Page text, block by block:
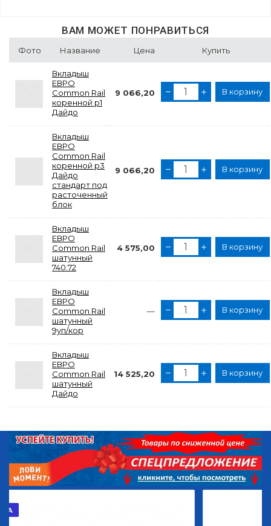
ВАМ МОЖЕТ ПОНРАВИТЬСЯ
Фото Название Цена Купить
Вкладыш
ЕВРО
Common Rail
коренной р1
Дайдо
9 066,20 В корзину
Вкладыш
ЕВРО
Common Rail
коренной р3
Дайдо
стандарт под
расточенный
блок
9 066,20 В корзину
Вкладыш
ЕВРО
Common Rail
шатунный
740.72
4 575,00 В корзину
Вкладыш
ЕВРО
Common Rail
шатунный
9уп/кор
— В корзину
Вкладыш
ЕВРО
Common Rail
шатунный
Дайдо
14 525,20 В корзину